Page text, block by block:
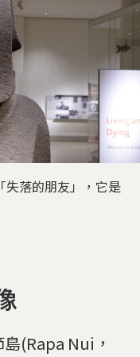
失落的朋友」，它是
(Rapa Nui，